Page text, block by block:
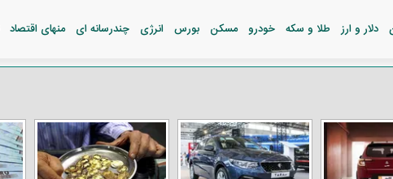
دلار و ارز طلا و سکه خودرو مسکن بورس انرژی چندرسانه ای منهای اقتصاد